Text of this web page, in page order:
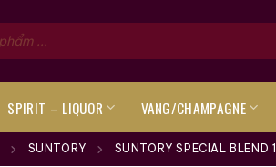
SPIRIT – LIQUOR VANG/CHAMPAGNE
SUNTORY SUNTORY SPECIAL BLEND